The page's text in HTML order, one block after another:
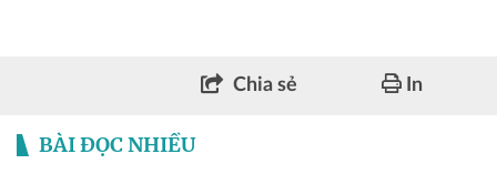
Chia sẻ In
BÀI ĐỌC NHIỀU